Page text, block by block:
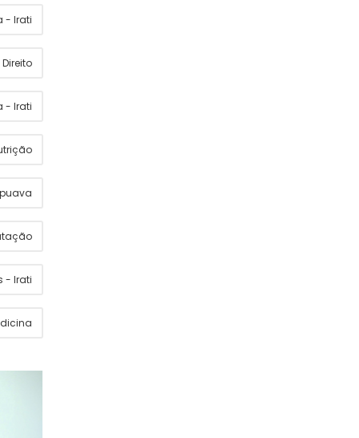
- Irati
Direito
- Irati
- Irati